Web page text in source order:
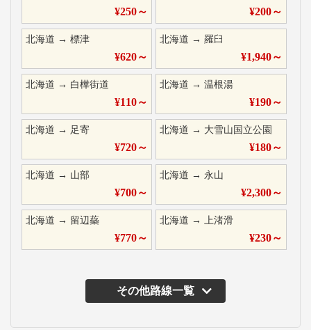
¥250～ ¥200～
北海道 → 標津
¥620～
北海道 →羅臼
¥1,940～
北海道 → 白樺街道
¥110～
北海道 →温根湯
¥190～
北海道 → 足寄
¥720～
北海道 → 大雪山国立公園
¥180～
北海道 → 山部
¥700～
北海道 → 永山
¥2,300～
北海道 → 留辺蘂
¥770～
北海道 →上渚滑
¥230～
その他路線一覧